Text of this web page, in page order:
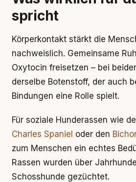
spricht
Körperkontakt stärkt die
nachweislich. Gemeinsame
Oxytocin freisetzen – bei
derselbe Botenstoff, der auch
Bindungen eine Rolle spielt.
Für soziale Hunderassen wie
Charles Spaniel oder den
zum Menschen ein echtes
Rassen wurden über
Schosshunde gezüchtet.